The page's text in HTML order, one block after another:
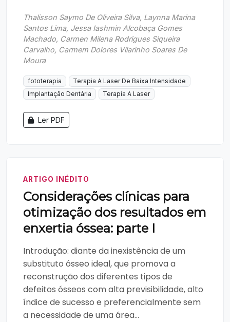
Thalisson Saymo De Oliveira Silva, Laynna Marina
Santos Lima, Jessa Iashmin Alcobaça Gomes
Machado, Carmen Milena Rodrigues Siqueira
Carvalho, Carmem Dolores Vilarinho Soares De
Moura
fototerapia
Terapia A Laser De Baixa Intensidade
Implantação Dentária
Terapia A Laser
Ler PDF
ARTIGO INÉDITO
Considerações clínicas para
otimização dos resultados em
enxertia óssea: parte I
Introdução: diante da inexistência de um
substituto ósseo ideal, que promova a
reconstrução dos diferentes tipos de
defeitos ósseos com alta previsibilidade, alto
índice de sucesso e preferencialmente sem
a necessidade de uma área...